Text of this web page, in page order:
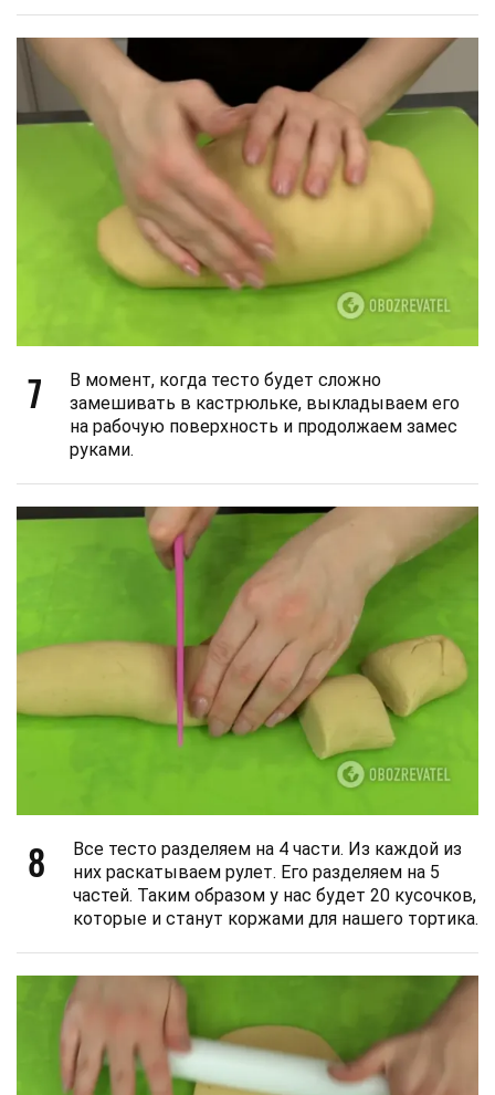
7
В момент, когда тесто будет сложно
замешивать в кастрюльке, выкладываем его
на рабочую поверхность и продолжаем замес
руками.
8
Все тесто разделяем на 4 части. Из каждой из
них раскатываем рулет. Его разделяем на 5
частей. Таким образом у нас будет 20 кусочков,
которые и станут коржами для нашего тортика.